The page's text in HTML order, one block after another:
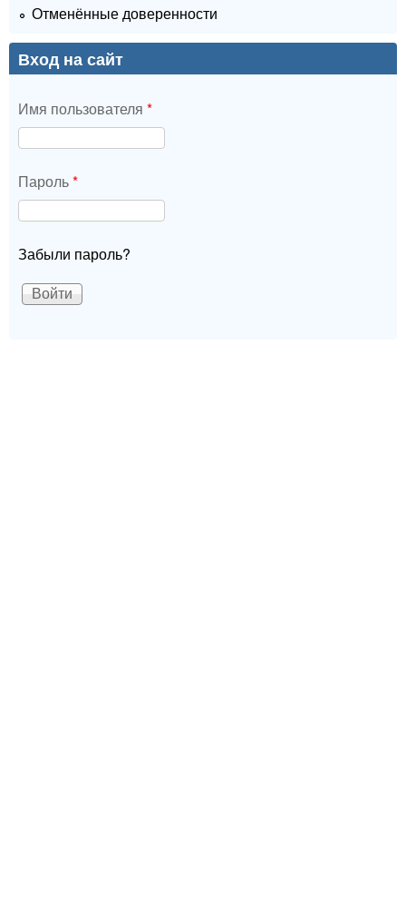
Отменённые доверенности
Вход на сайт
Имя пользователя *
Пароль*
Забыли пароль?